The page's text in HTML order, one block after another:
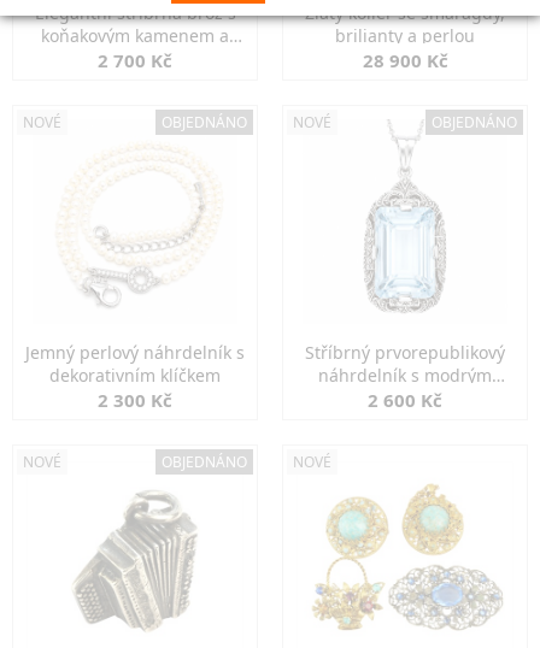
Elegantní stříbrná brož s
koňakovým kamenem a
markazity
2 700 Kč
Zlatý kolier se smaragdy,
brilianty a perlou
28 900 Kč
NOVÉ OBJEDNÁNO
Jemný perlový náhrdelník s
dekorativním klíčkem
2 300 Kč
NOVÉ OBJEDNÁNO
Stříbrný prvorepublikový
náhrdelník s modrým
spinelem
2 600 Kč
NOVÉ OBJEDNÁNO NOVÉ